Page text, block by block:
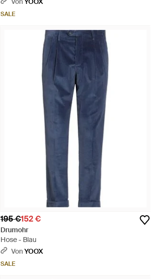
SALE
195 €152 €
Drumohr
Hose - Blau
VonYOOX
SALE